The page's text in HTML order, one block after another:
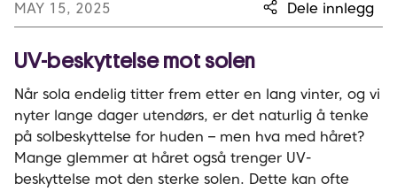
MAY 15, 2025
Dele innlegg
UV-beskyttelse mot solen
Når sola endelig titter frem etter en lang vinter, og vi
nyter lange dager utendørs, er det naturlig å tenke
på solbeskyttelse for huden – men hva med håret?
Mange glemmer at håret også trenger UV-
beskyttelse mot den sterke solen. Dette kan ofte